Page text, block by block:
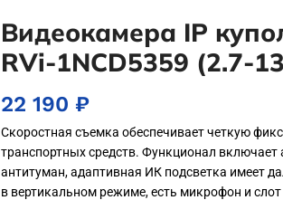
Видеокамера IP
RVi-1NCD5359 (2.7-
22 190 ₽
Скоростная съемка обеспечивает четкую
транспортных средств. Функционал
антитуман, адаптивная ИК подсветка имеет
в вертикальном режиме, есть микрофон и